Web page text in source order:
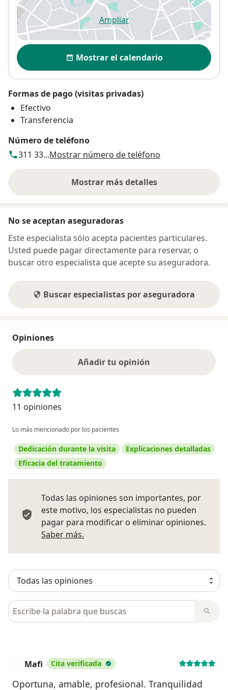
Ampliarse abre en una nueva
Disponibilidad
Mostrar el calendario
Formas de pago (visitas privadas)
Efectivo
Transferencia
Número de teléfono
311 33...Mostrar número de teléfono
Mostrar más detalles
sobre la dirección
No se aceptan aseguradoras
Este especialista sólo acepta pacientes particulares.
Usted puede pagar directamente para reservar, o
buscar otro especialista que acepte su aseguradora.
Buscar especialistas por aseguradora
Opiniones
Añadir tu opinión
11 opiniones
Lo más mencionado por los pacientes
Dedicación durante la visita
Explicaciones detalladas
Eficacia del tratamiento
Todas las opiniones son importantes, por
este motivo, los especialistas no pueden
pagar para modificar o eliminar opiniones.
Saber más.
Busca en opiniones
Mafi Cita verificada
Oportuna, amable, profesional. Tranquilidad